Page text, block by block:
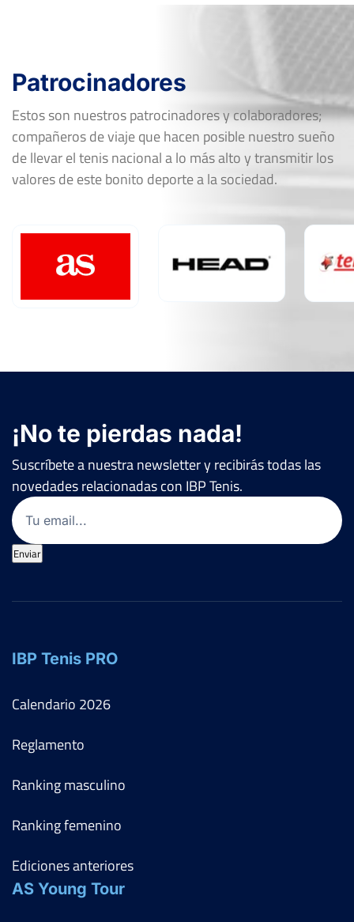
Patrocinadores
Estos son nuestros patrocinadores y colaboradores;
compañeros de viaje que hacen posible nuestro sueño
de llevar el tenis nacional a lo más alto y transmitir los
valores de este bonito deporte a la sociedad.
¡No te pierdas nada!
Suscríbete a nuestra newsletter y recibirás todas las
novedades relacionadas con IBP Tenis.
Email
Enviar
IBP Tenis PRO
Calendario 2026
Reglamento
Ranking masculino
Ranking femenino
Ediciones anteriores
AS Young Tour